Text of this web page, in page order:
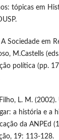
tópicas em
Sociedade em
M.Castells
política (pp.
L. M.
a história e a
da ANPEd
19: 113-128.